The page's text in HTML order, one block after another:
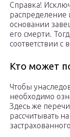
Справка!
распределение
основании
его смерти.
соответствии с
Кто может
Чтобы
необходимо
Здесь же
рассчитывать